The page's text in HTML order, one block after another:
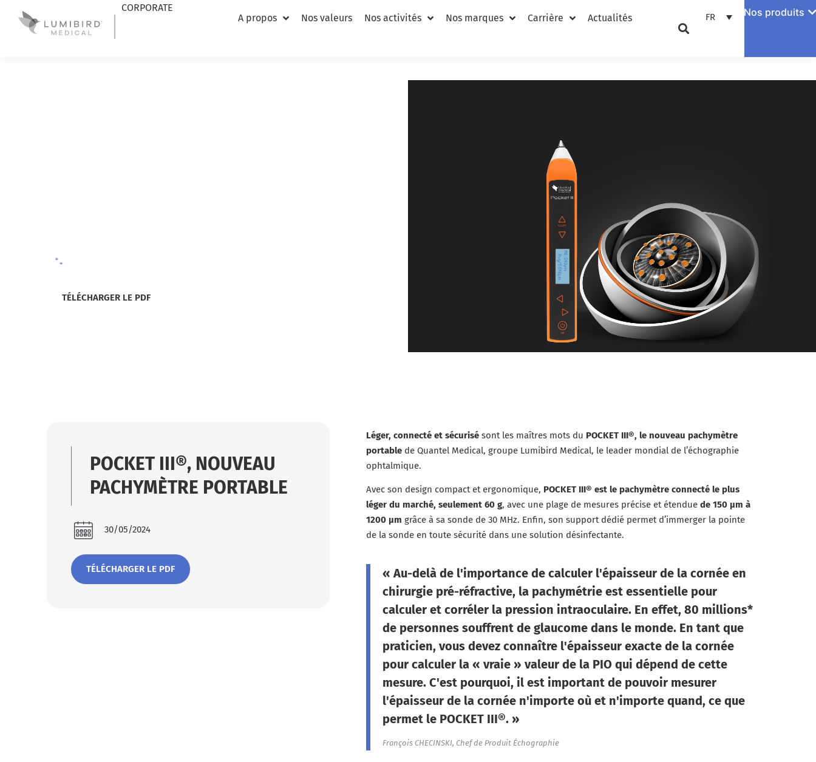
CORPORATE
A propos
Nos valeurs Nos activités Nos marques Carrière Actualités FR Nos produits
TÉLÉCHARGER LE PDF
POCKET III®, NOUVEAU
PACHYMÈTRE PORTABLE
30/05/2024
TÉLÉCHARGER LE PDF
Léger, connecté et sécurisé sont les maîtres mots du POCKET III®, le nouveau pachymètre
portable de Quantel Medical, groupe Lumibird Medical, le leader mondial de l’échographie
ophtalmique.
Avec son design compact et ergonomique, POCKET III® est le pachymètre connecté le plus
léger du marché, seulement 60 g, avec une plage de mesures précise et étenduede 150 μm à
1200 μm grâce à sa sonde de 30 MHz. Enfin, son support dédié permet d’immerger la pointe
de la sonde en toute sécurité dans une solution désinfectante.
« Au-delà de l'importance de calculer l'épaisseur de la cornée en
chirurgie pré-réfractive, la pachymétrie est essentielle pour
calculer et corréler la pression intraoculaire. En effet, 80 millions*
de personnes souffrent de glaucome dans le monde. En tant que
praticien, vous devez connaître l'épaisseur exacte de la cornée
pour calculer la « vraie » valeur de la PIO qui dépend de cette
mesure. C'est pourquoi, il est important de pouvoir mesurer
l'épaisseur de la cornée n'importe où et n'importe quand, ce que
permet le POCKET III®. »
François CHECINSKI, Chef de Produit Échographie